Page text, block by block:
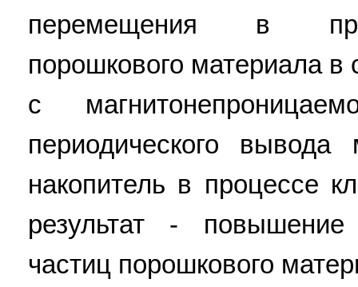
перемещения в
порошкового материала в
с
периодического
накопитель в процессе
результат - повышение
частиц порошкового